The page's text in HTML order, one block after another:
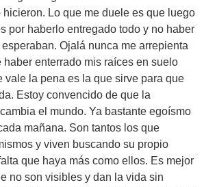
Lo que me duele es que luego
por haberlo entregado todo y no haber
Ojalá nunca me arrepienta
haber enterrado mis raíces en suelo
vale la pena es la que sirve para que
Estoy convencido de que la
el mundo. Ya bastante egoísmo
mañana. Son tantos los que
y viven buscando su propio
que haya más como ellos. Es mejor
no son visibles y dan la vida sin